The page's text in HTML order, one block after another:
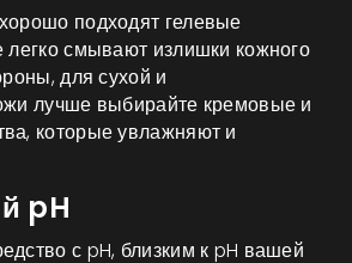
подходят гелевые
легко смывают излишки кожного
для сухой и
лучше выбирайте кремовые и
которые увлажняют и
pH
с pH, близким к pH вашей